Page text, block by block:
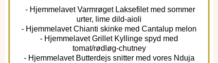
- Hjemmelavet Varmrøget Laksefilet med sommer
urter, lime dild-aioli
- Hjemmelavet Chianti skinke med Cantalup melon
- Hjemmelavet Grillet Kyllinge spyd med
tomat/rødløg-chutney
- Hjemmelavet Butterdejs snitter med vores Nduja